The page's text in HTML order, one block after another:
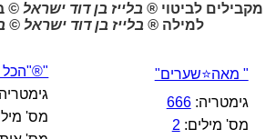
מקבילים לביטוי® בלייז בן דוד ישראל ©
למילה® בלייז בן דוד ישראל ©
" מאה⭐שערים"
גימטריה:666
מס' מילים: 2
מס'